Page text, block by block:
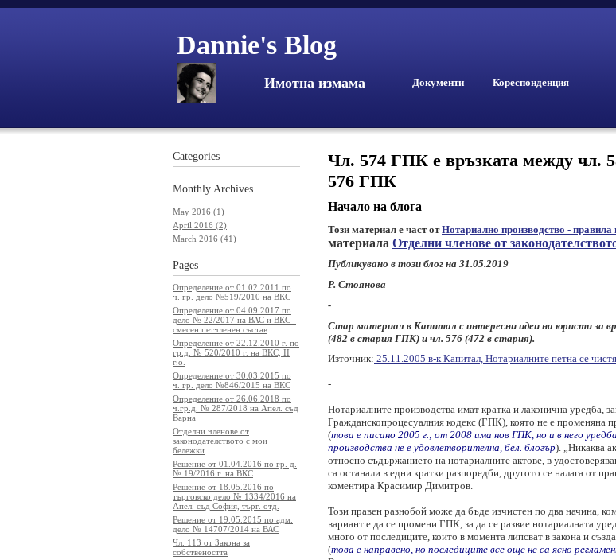
Dannie's Blog
Имотна измама Документи Кореспонденция
Чл. 574 ГПК е връзката между чл.
576 ГПК
Начало на блога
Този материал е част отНотариално производство - правила
материала Отделни членове от
Публикувано в този блог на 31.05.2019
Р. Стоянова
-
Стар материал в Капитал с интересни идеи на юристи за
(482 в стария ГПК) и чл. 576 (472 в стария).
Източник: 25.11.2005 в-к Капитал, Нотариалните петна се
-
Нотариалните производства имат кратка и лаконична уредба,
Гражданскопроцесуалния кодекс (ГПК), която не е променяна
(това е писано 2005 г.; от 2008 има нов ГПК, но и в него
производства не е удовлетворителна, бел. блогър). „Никаква
относно съдържанието на нотариалните актове, в
са останали в едни кратки разпоредби, другото се налага от
коментира Красимир Димитров.
Този правен разнобой може да бъде изчистен по два начина,
вариант е да се промени ГПК, за да се развие нотариалната
много от последиците, които в момента липсват в закона и
(това е направено, но последиците все още не са ясно
Categories
Monthly Archives
May 2016 (1)
April 2016 (2)
March 2016 (41)
Pages
Определение от 01.02.2011 по
ч. гр. дело №519/2010 на ВКС
Определение от 04.09.2017 по
дело № 22/2017 на ВАС и ВКС -
смесен петчленен състав
Определение от 22.12.2010 г. по
гр.д. № 520/2010 г. на ВКС, II
г.о.
Определение от 30.03.2015 по
ч. гр. дело №846/2015 на ВКС
Определение от 26.06.2018 по
ч.гр.д. № 287/2018 на Апел. съд
Варна
Отделни членове от
законодателството с мои
бележки
Решение от 01.04.2016 по гр. д.
№ 19/2016 г. на ВКС
Решение от 18.05.2016 по
търговско дело № 1334/2016 на
Апел. съд София, търг. отд.
Решение от 19.05.2015 по адм.
дело № 14707/2014 на ВАС
Чл. 113 от Закона за
собствеността